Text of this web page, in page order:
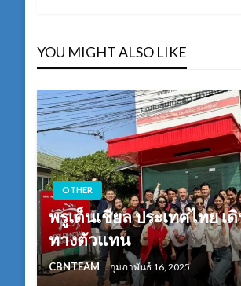
YOU MIGHT ALSO LIKE
OTHER
พรูเด็นเชียล ประเทศไทย เ
ทางตัวแทน
CBNTEAM กุมภาพันธ์ 16, 2025